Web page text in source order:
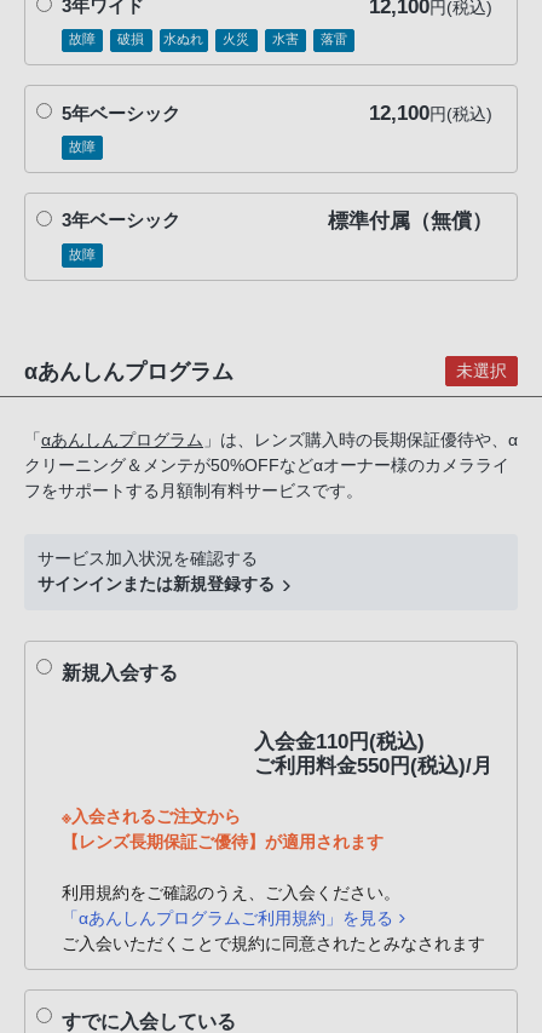
3754-
9614」
す。
3年ワイド 12,100円(税込)
故障 破損 水ぬれ 火災 水害 落雷
5年ベーシック 12,100円(税込)
故障
3年ベーシック 標準付属（無償）
故障
αあんしんプログラム 未選択
「 αあんしんプログラム 」は、レンズ購入時の長期保証優待や、α
クリーニング＆メンテが50%OFFなどαオーナー様のカメラライ
フをサポートする月額制有料サービスです。
サービス加入状況を確認する
サインインまたは新規登録する
新規入会する
入会金110円(税込)
ご利用料金550円(税込)/月
※入会されるご注文から
【レンズ長期保証ご優待】が適用されます
利用規約をご確認のうえ、ご入会ください。
「αあんしんプログラムご利用規約」を見る
ご入会いただくことで規約に同意されたとみなされます
すでに入会している